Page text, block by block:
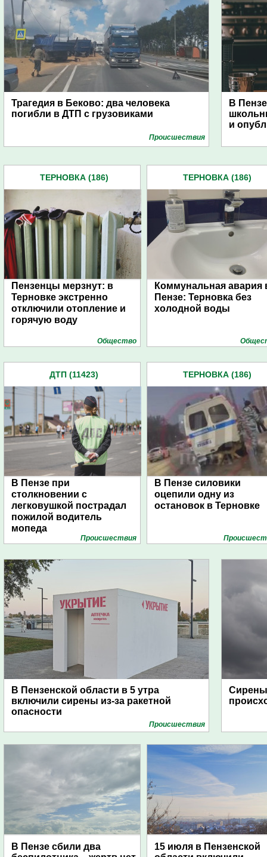
Трагедия в Беково: два человека
погибли в ДТП с грузовиками
Проиcшествия
В
и
ТЕРНОВКА (186)
Пензенцы мерзнут: в
Терновке экстренно
отключили отопление и
горячую воду
Общество
ТЕРНОВКА (186)
Коммунальная авария
Пензе: Терновка без
холодной воды
ДТП (11423)
В Пензе при
столкновении с
легковушкой пострадал
пожилой водитель
мопеда
Проиcшествия
ТЕРНОВКА (186)
В Пензе силовики
оцепили одну из
остановок в Терновке
В Пензенской области в 5 утра
включили сирены из-за ракетной
опасности
Проиcшествия
Сирены
В Пензе сбили два
15 июля в Пензенской